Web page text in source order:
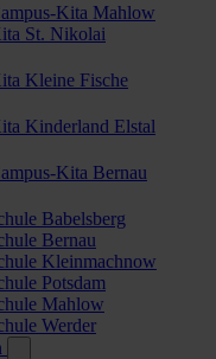
Kita Mahlow
St. Nikolai
Kleine Fische
Kinderland Elstal
Kita Bernau
Babelsberg
Bernau
Kleinmachnow
Potsdam
Mahlow
Werder